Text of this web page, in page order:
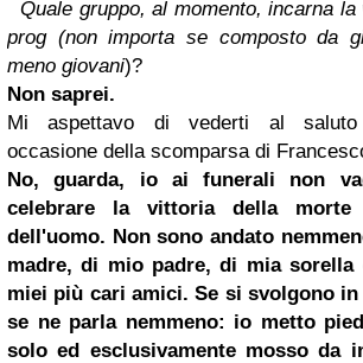
Quale gruppo, al momento, incarna
prog (non importa se composto da
meno giovani)?
Non saprei.
Mi aspettavo di vederti al saluto
occasione della scomparsa di
No, guarda, io ai funerali non
celebrare la vittoria della
dell'uomo. Non sono andato
madre, di mio padre, di mia
miei più cari amici. Se si svolgono
se ne parla nemmeno: io metto
solo ed esclusivamente mosso da